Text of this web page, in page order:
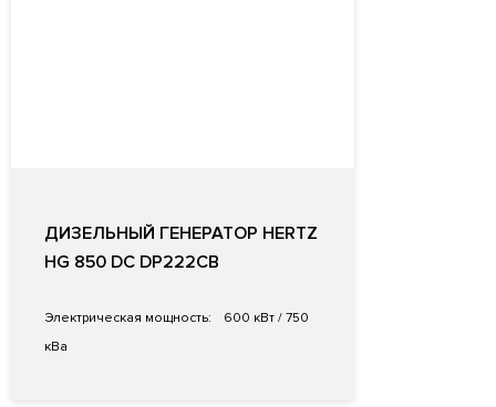
ДИЗЕЛЬНЫЙ ГЕНЕРАТОР HERTZ
HG 850 DC DP222CB
Электрическая мощность:
600 кВт / 750
кВа